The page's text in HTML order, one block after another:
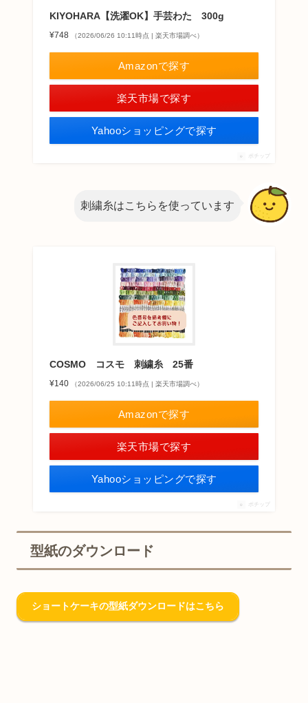
KIYOHARA【洗濯OK】手芸わた 300g
¥748 （2026/06/26 10:11時点 | 楽天市場調べ）
Amazonで探す
楽天市場で探す
Yahooショッピングで探す
ポチップ
刺繍糸はこちらを使っています
COSMO コスモ 刺繍糸 25番
¥140 （2026/06/25 10:11時点 | 楽天市場調べ）
Amazonで探す
楽天市場で探す
Yahooショッピングで探す
ポチップ
型紙のダウンロード
ショートケーキの型紙ダウンロードはこちら